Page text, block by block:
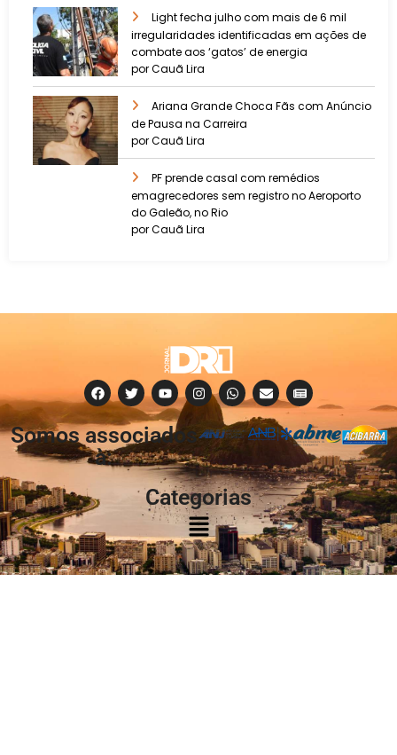
Light fecha julho com mais de 6 mil
irregularidades identificadas em ações de
combate aos ‘gatos’ de energia
por Cauã Lira
Ariana Grande Choca Fãs com Anúncio
de Pausa na Carreira
por Cauã Lira
PF prende casal com remédios
emagrecedores sem registro no Aeroporto
do Galeão, no Rio
por Cauã Lira
Somos associados
à:
Categorias